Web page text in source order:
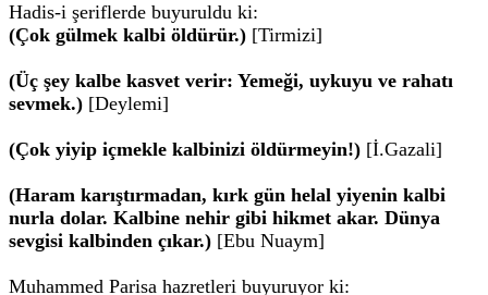
Hadis-i şeriflerde buyuruldu ki:
(Çok gülmek kalbi öldürür.) [Tirmizi]
(Üç şey kalbe kasvet verir: Yemeği, uykuyu ve rahatı
sevmek.) [Deylemi]
(Çok yiyip içmekle kalbinizi öldürmeyin!) [İ.Gazali]
(Haram karıştırmadan, kırk gün helal yiyenin kalbi
nurla dolar. Kalbine nehir gibi hikmet akar. Dünya
sevgisi kalbinden çıkar.) [Ebu Nuaym]
Muhammed Parisa hazretleri buyuruyor ki: